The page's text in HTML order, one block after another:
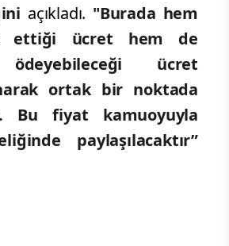
açıkladı. "Burada hem
ettiği ücret hem de
ücret
ortak bir noktada
Bu fiyat kamuoyuyla
paylaşılacaktır”